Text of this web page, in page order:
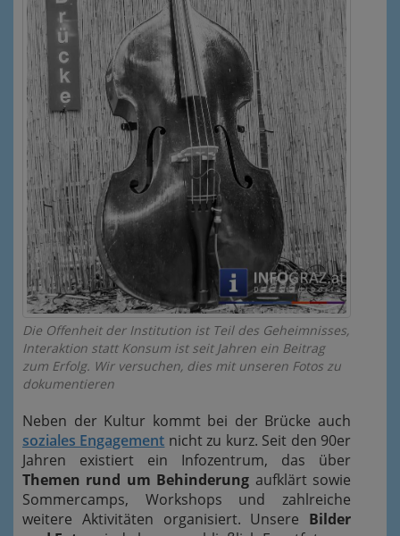
Die Offenheit der Institution ist Teil des Geheimnisses,
Interaktion statt Konsum ist seit Jahren ein Beitrag
zum Erfolg. Wir versuchen, dies mit unseren Fotos zu
dokumentieren
Neben der Kultur kommt bei der Brücke auch
soziales Engagement nicht zu kurz. Seit den 90er
Jahren existiert ein Infozentrum, das über
Themen rund um Behinderung aufklärt sowie
Sommercamps, Workshops und zahlreiche
weitere Aktivitäten organisiert. Unsere Bilder